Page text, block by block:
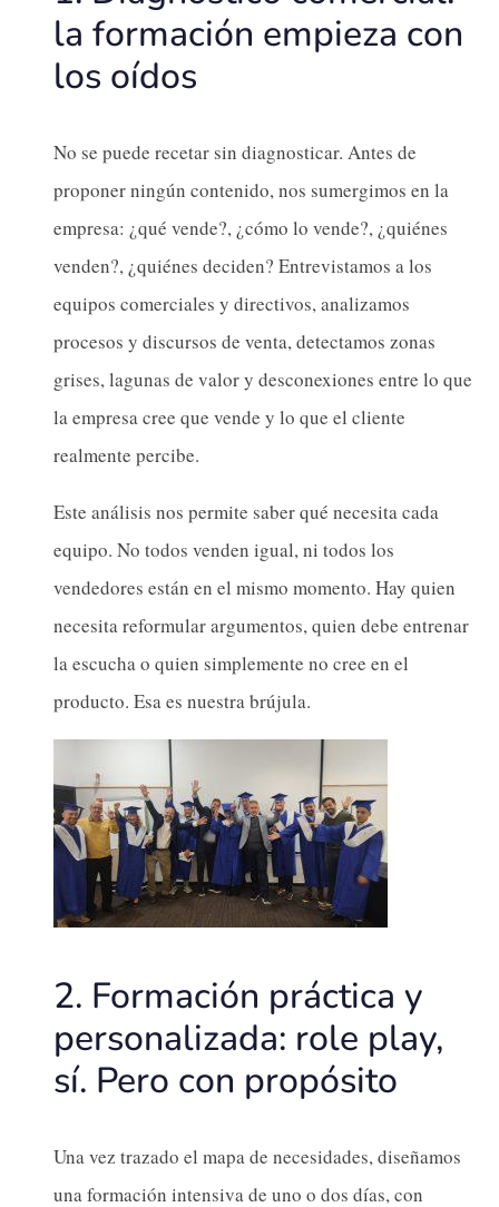
la formación empieza con
los oídos
No se puede recetar sin diagnosticar. Antes de
proponer ningún contenido, nos sumergimos en la
empresa: ¿qué vende?, ¿cómo lo vende?, ¿quiénes
venden?, ¿quiénes deciden? Entrevistamos a los
equipos comerciales y directivos, analizamos
procesos y discursos de venta, detectamos zonas
grises, lagunas de valor y desconexiones entre lo que
la empresa cree que vende y lo que el cliente
realmente percibe.
Este análisis nos permite saber qué necesita cada
equipo. No todos venden igual, ni todos los
vendedores están en el mismo momento. Hay quien
necesita reformular argumentos, quien debe entrenar
la escucha o quien simplemente no cree en el
producto. Esa es nuestra brújula.
2. Formación práctica y
personalizada: role play,
sí. Pero con propósito
Una vez trazado el mapa de necesidades, diseñamos
una formación intensiva de uno o dos días, con